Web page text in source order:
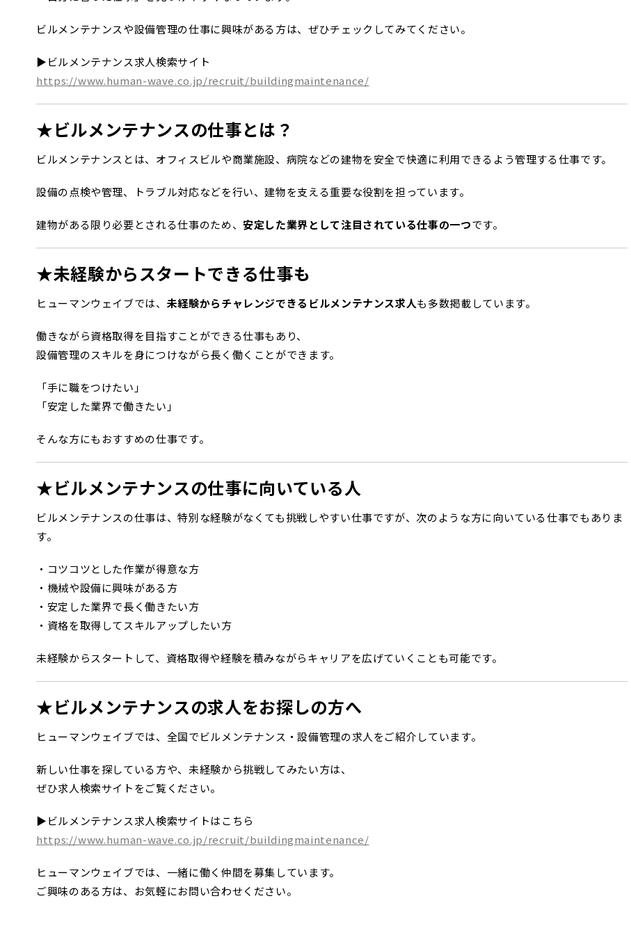
ビルメンテナンスや設備管理の仕事に興味がある方は、ぜひチェックしてみてください。
▶ビルメンテナンス求人検索サイト
https://www.human-wave.co.jp/recruit/buildingmaintenance/
★ビルメンテナンスの仕事とは？
ビルメンテナンスとは、オフィスビルや商業施設、病院などの建物を安全で快適に利用できるよう管理する仕事です。
設備の点検や管理、トラブル対応などを行い、建物を支える重要な役割を担っています。
建物がある限り必要とされる仕事のため、安定した業界として注目されている仕事の一つです。
★未経験からスタートできる仕事も
ヒューマンウェイブでは、 未経験からチャレンジできるビルメンテナンス求人も多数掲載しています。
働きながら資格取得を目指すことができる仕事もあり、
設備管理のスキルを身につけながら長く働くことができます。
「手に職をつけたい」
「安定した業界で働きたい」
そんな方にもおすすめの仕事です。
★ビルメンテナンスの仕事に向いている人
ビルメンテナンスの仕事は、特別な経験がなくても挑戦しやすい仕事ですが、次のような方に向いている仕事でもありま
す。
・コツコツとした作業が得意な方
・機械や設備に興味がある方
・安定した業界で長く働きたい方
・資格を取得してスキルアップしたい方
未経験からスタートして、資格取得や経験を積みながらキャリアを広げていくことも可能です。
★ビルメンテナンスの求人をお探しの方へ
ヒューマンウェイブでは、全国でビルメンテナンス・設備管理の求人をご紹介しています。
新しい仕事を探している方や、未経験から挑戦してみたい方は、
ぜひ求人検索サイトをご覧ください。
▶ビルメンテナンス求人検索サイトはこちら
https://www.human-wave.co.jp/recruit/buildingmaintenance/
ヒューマンウェイブでは、一緒に働く仲間を募集しています。
ご興味のある方は、お気軽にお問い合わせください。